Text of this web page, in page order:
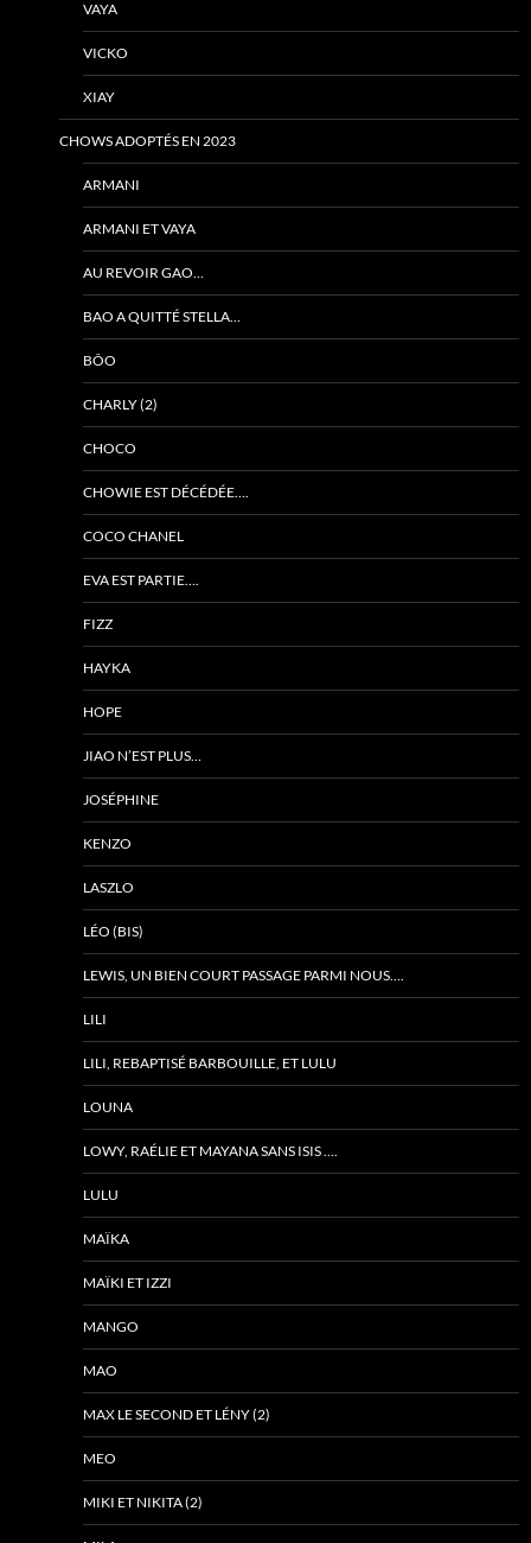
VAYA
VICKO
XIAY
CHOWS ADOPTÉS EN 2023
ARMANI
ARMANI ET VAYA
AU REVOIR GAO…
BAO A QUITTÉ STELLA…
BÔO
CHARLY (2)
CHOCO
CHOWIE EST DÉCÉDÉE….
COCO CHANEL
EVA EST PARTIE….
FIZZ
HAYKA
HOPE
JIAO N’EST PLUS…
JOSÉPHINE
KENZO
LASZLO
LÉO (BIS)
LEWIS, UN BIEN COURT PASSAGE PARMI NOUS….
LILI
LILI, REBAPTISÉ BARBOUILLE, ET LULU
LOUNA
LOWY, RAÉLIE ET MAYANA SANS ISIS ….
LULU
MAÏKA
MAÏKI ET IZZI
MANGO
MAO
MAX LE SECOND ET LÉNY (2)
MEO
MIKI ET NIKITA (2)